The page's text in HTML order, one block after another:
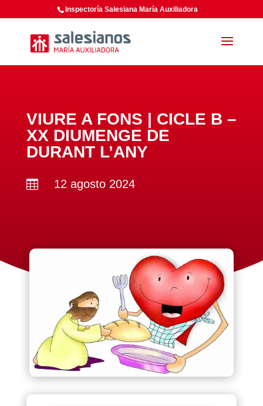
Inspectoría Salesiana María Auxiliadora
VIURE A FONS | CICLE B –
XX DIUMENGE DE
DURANT L’ANY
 12 agosto 2024